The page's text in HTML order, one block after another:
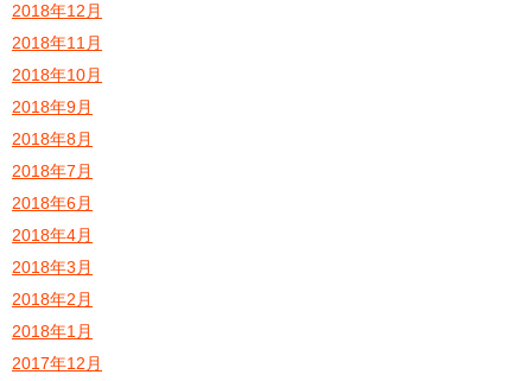
2018年12月
2018年11月
2018年10月
2018年9月
2018年8月
2018年7月
2018年6月
2018年4月
2018年3月
2018年2月
2018年1月
2017年12月